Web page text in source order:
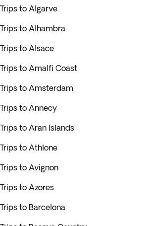
Trips to Algarve
Trips to Alhambra
Trips to Alsace
Trips to Amalfi Coast
Trips to Amsterdam
Trips to Annecy
Trips to Aran Islands
Trips to Athlone
Trips to Avignon
Trips to Azores
Trips to Barcelona